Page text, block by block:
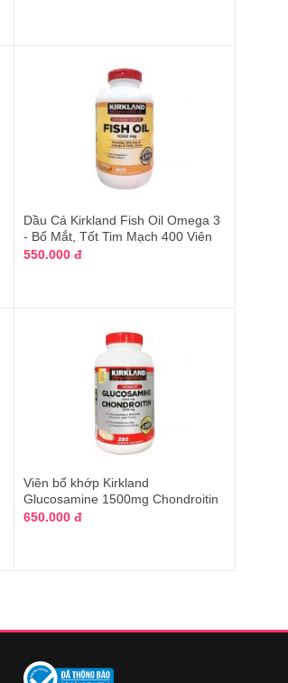
Dầu Cá Kirkland Fish Oil Omega 3
- Bổ Mắt, Tốt Tim Mạch 400 Viên
550.000 đ
Viên bổ khớp Kirkland
Glucosamine 1500mg Chondroitin
1200mg 280v
650.000 đ